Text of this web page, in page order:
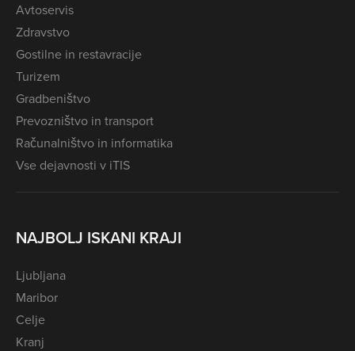
Avtoservis
Zdravstvo
Gostilne in restavracije
Turizem
Gradbeništvo
Prevozništvo in transport
Računalništvo in informatika
Vse dejavnosti v iTIS
NAJBOLJ ISKANI KRAJI
Ljubljana
Maribor
Celje
Kranj